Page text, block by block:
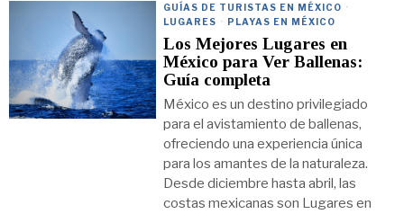
GUÍAS DE TURISTAS EN MÉXICO ·
LUGARES · PLAYAS EN MÉXICO
Los Mejores Lugares en
México para Ver Ballenas:
Guía completa
México es un destino privilegiado
para el avistamiento de ballenas,
ofreciendo una experiencia única
para los amantes de la naturaleza.
Desde diciembre hasta abril, las
costas mexicanas son Lugares en